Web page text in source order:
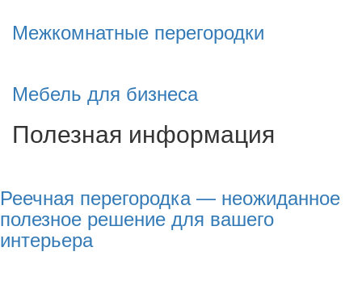
Межкомнатные перегородки
Мебель для бизнеса
Полезная информация
Реечная перегородка — неожиданное
полезное решение для вашего
интерьера